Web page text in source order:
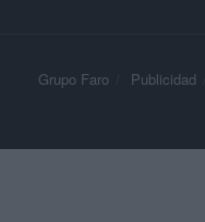
Grupo Faro Publicidad